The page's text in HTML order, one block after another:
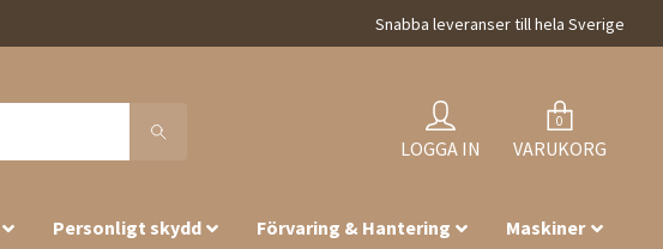
Snabba leveranser till hela Sverige
LOGGA IN
0
VARUKORG
Personligt skydd Förvaring & Hantering Maskiner